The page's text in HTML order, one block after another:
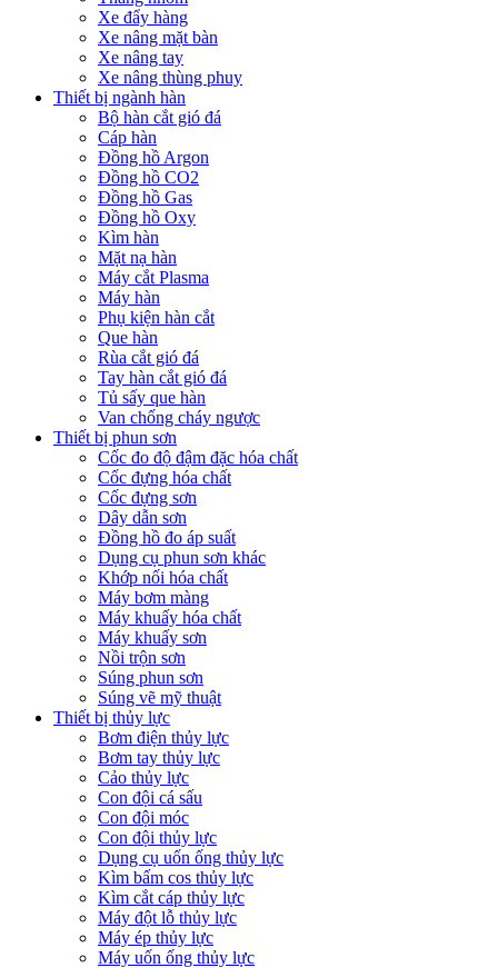
Xe đẩy hàng
Xe nâng mặt bàn
Xe nâng tay
Xe nâng thùng phuy
Thiết bị ngành hàn
Bộ hàn cắt gió đá
Cáp hàn
Đồng hồ Argon
Đồng hồ CO2
Đồng hồ Gas
Đồng hồ Oxy
Kìm hàn
Mặt nạ hàn
Máy cắt Plasma
Máy hàn
Phụ kiện hàn cắt
Que hàn
Rùa cắt gió đá
Tay hàn cắt gió đá
Tủ sấy que hàn
Van chống cháy ngược
Thiết bị phun sơn
Cốc đo độ đậm đặc hóa chất
Cốc đựng hóa chất
Cốc đựng sơn
Dây dẫn sơn
Đồng hồ đo áp suất
Dụng cụ phun sơn khác
Khớp nối hóa chất
Máy bơm màng
Máy khuấy hóa chất
Máy khuấy sơn
Nồi trộn sơn
Súng phun sơn
Súng vẽ mỹ thuật
Thiết bị thủy lực
Bơm điện thủy lực
Bơm tay thủy lực
Cảo thủy lực
Con đội cá sấu
Con đội móc
Con đội thủy lực
Dụng cụ uốn ống thủy lực
Kìm bấm cos thủy lực
Kìm cắt cáp thủy lực
Máy đột lỗ thủy lực
Máy ép thủy lực
Máy uốn ống thủy lực